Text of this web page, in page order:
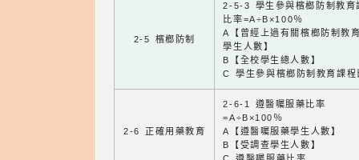
2-5 檳榔防制
2-5-3 學生參與檳榔防制教育
比率=A÷B×100％
A【曾經上過有關檳榔防制教
學生人數】
B【全校學生總人數】
C 學生參與檳榔防制教育課程
2-6 正確用藥教育
2-6-1 遵醫囑服藥比率
=A÷B×100％
A【遵醫囑服藥學生人數】
B【受調查學生人數】